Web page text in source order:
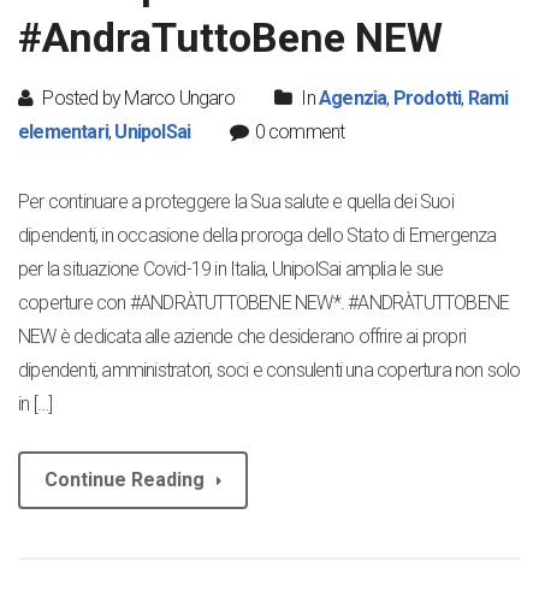
#AndraTuttoBene NEW
Posted by Marco Ungaro InAgenzia, Prodotti, Rami
elementari, UnipolSai 0 comment
Per continuare a proteggere la Sua salute e quella dei Suoi
dipendenti, in occasione della proroga dello Stato di Emergenza
per la situazione Covid-19 in Italia, UnipolSai amplia le sue
coperture con #ANDRÀTUTTOBENE NEW*. #ANDRÀTUTTOBENE
NEW è dedicata alle aziende che desiderano offrire ai propri
dipendenti, amministratori, soci e consulenti una copertura non solo
in […]
Continue Reading